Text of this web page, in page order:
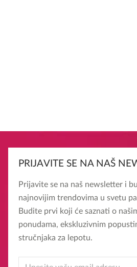
PRIJAVITE SE NA NAŠ
Prijavite se na naš newsletter i
najnovijim trendovima u svetu
Budite prvi koji će saznati o
ponudama, ekskluzivnim
stručnjaka za lepotu.
EMAIL